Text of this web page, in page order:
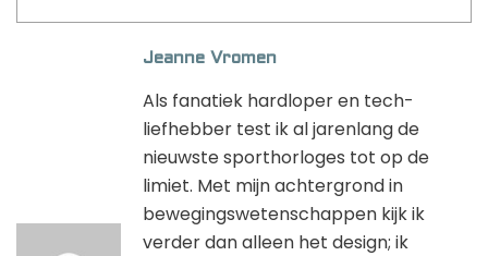
Jeanne Vromen
Als fanatiek hardloper en tech-
liefhebber test ik al jarenlang de
nieuwste sporthorloges tot op de
limiet. Met mijn achtergrond in
bewegingswetenschappen kijk ik
verder dan alleen het design; ik